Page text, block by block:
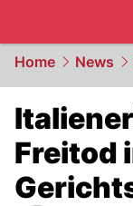
Home News
Freitod